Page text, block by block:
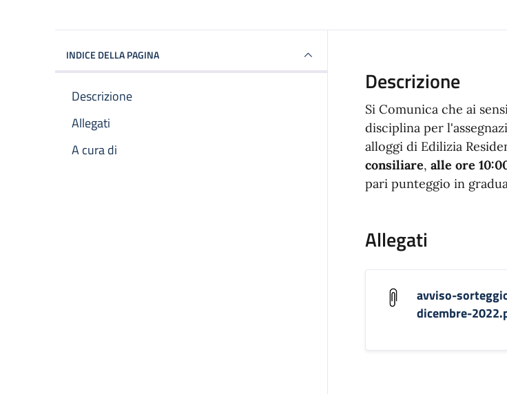
INDICE DELLA PAGINA
Descrizione
Allegati
A cura di
Descrizione
Si Comunica che ai
disciplina per
alloggi di Edilizia
consiliare, alle ore
pari punteggio in
Allegati
avviso-
dicembre-